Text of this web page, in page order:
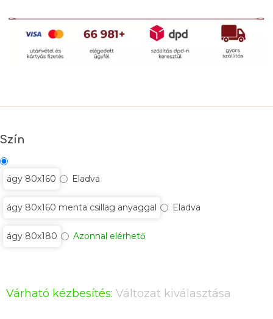
Szín
ágy 80x160 Eladva
ágy 80x160 menta csillag anyaggal Eladva
ágy 80x180 Azonnal elérhető
Várható kézbesítés: Változat kiválasztása